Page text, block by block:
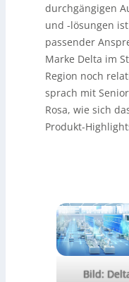
durchgängigen
und -lösungen
passender
Marke Delta im
Region noch
sprach mit
Rosa, wie sich
Produkt-
Bild: